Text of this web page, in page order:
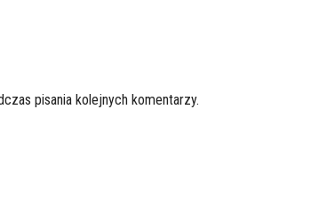
pisania kolejnych komentarzy.